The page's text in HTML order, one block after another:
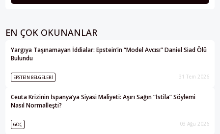
EN ÇOK OKUNANLAR
Yargıya Taşınamayan İddialar: Epstein’in “Model Avcısı” Daniel Siad Ölü
Bulundu
EPSTEIN BELGELERI 31 Tem 2026
Ceuta Krizinin İspanya’ya Siyasi Maliyeti: Aşırı Sağın “İstila” Söylemi
Nasıl Normalleşti?
GÖÇ 03 Ağu 2026